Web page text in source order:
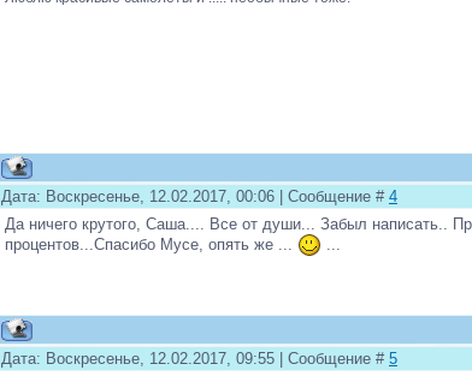
Дата: Воскресенье, 12.02.2017, 00:06 | Сообщение # 4
Да ничего крутого, Саша.... Все от души... Забыл написать..
процентов...Спасибо Мусе, опять же ...
Дата: Воскресенье, 12.02.2017, 09:55 | Сообщение # 5